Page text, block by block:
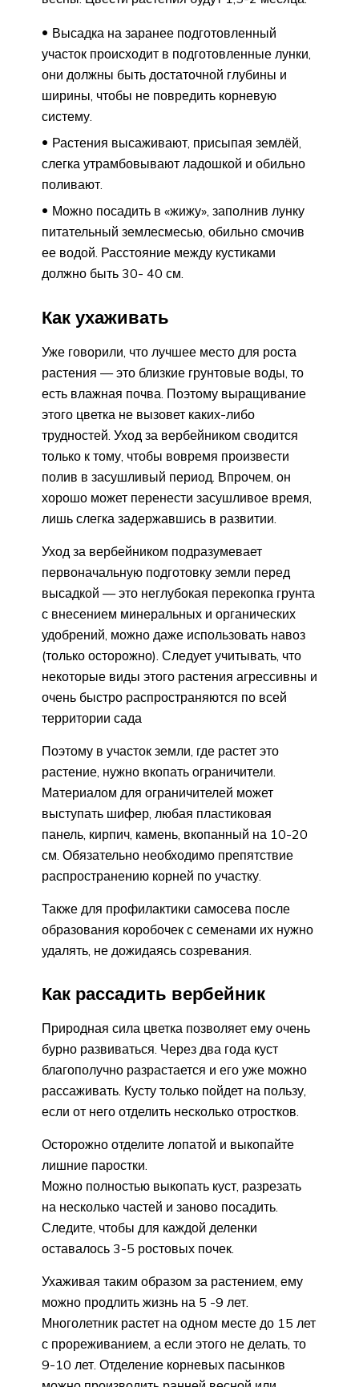
Высадка на заранее подготовленный
участок происходит в подготовленные лунки,
они должны быть достаточной глубины и
ширины, чтобы не повредить корневую
систему.
Растения высаживают, присыпая землёй,
слегка утрамбовывают ладошкой и обильно
поливают.
Можно посадить в «жижу», заполнив лунку
питательный землесмесью, обильно смочив
ее водой. Расстояние между кустиками
должно быть 30- 40 см.
Как ухаживать
Уже говорили, что лучшее место для роста
растения — это близкие грунтовые воды, то
есть влажная почва. Поэтому выращивание
этого цветка не вызовет каких-либо
трудностей. Уход за вербейником сводится
только к тому, чтобы вовремя произвести
полив в засушливый период. Впрочем, он
хорошо может перенести засушливое время,
лишь слегка задержавшись в развитии.
Уход за вербейником подразумевает
первоначальную подготовку земли перед
высадкой — это неглубокая перекопка грунта
с внесением минеральных и органических
удобрений, можно даже использовать навоз
(только осторожно). Следует учитывать, что
некоторые виды этого растения агрессивны и
очень быстро распространяются по всей
территории сада
Поэтому в участок земли, где растет это
растение, нужно вкопать ограничители.
Материалом для ограничителей может
выступать шифер, любая пластиковая
панель, кирпич, камень, вкопанный на 10-20
см. Обязательно необходимо препятствие
распространению корней по участку.
Также для профилактики самосева после
образования коробочек с семенами их нужно
удалять, не дожидаясь созревания.
Как рассадить вербейник
Природная сила цветка позволяет ему очень
бурно развиваться. Через два года куст
благополучно разрастается и его уже можно
рассаживать. Кусту только пойдет на пользу,
если от него отделить несколько отростков.
Осторожно отделите лопатой и выкопайте
лишние паростки.
Можно полностью выкопать куст, разрезать
на несколько частей и заново посадить.
Следите, чтобы для каждой деленки
оставалось 3-5 ростовых почек.
Ухаживая таким образом за растением, ему
можно продлить жизнь на 5 -9 лет.
Многолетник растет на одном месте до 15 лет
с прореживанием, а если этого не делать, то
9-10 лет. Отделение корневых пасынков